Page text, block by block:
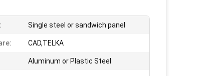
Single steel or sandwich panel
CAD,TELKA
Aluminum or Plastic Steel